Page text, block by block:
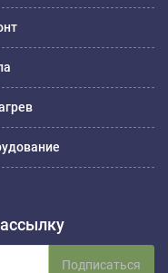
Подписаться